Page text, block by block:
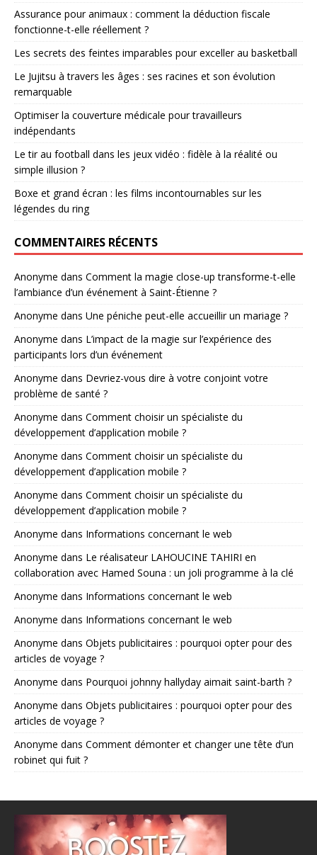
Assurance pour animaux : comment la déduction fiscale
fonctionne-t-elle réellement ?
Les secrets des feintes imparables pour exceller au basketball
Le Jujitsu à travers les âges : ses racines et son évolution
remarquable
Optimiser la couverture médicale pour travailleurs
indépendants
Le tir au football dans les jeux vidéo : fidèle à la réalité ou
simple illusion ?
Boxe et grand écran : les films incontournables sur les
légendes du ring
COMMENTAIRES RÉCENTS
Anonyme dans Comment la magie close-up transforme-t-elle
l’ambiance d’un événement à Saint-Étienne ?
Anonyme dans Une péniche peut-elle accueillir un mariage ?
Anonyme dans L’impact de la magie sur l’expérience des
participants lors d’un événement
Anonyme dans Devriez-vous dire à votre conjoint votre
problème de santé ?
Anonyme dans Comment choisir un spécialiste du
développement d’application mobile ?
Anonyme dans Comment choisir un spécialiste du
développement d’application mobile ?
Anonyme dans Comment choisir un spécialiste du
développement d’application mobile ?
Anonyme dans Informations concernant le web
Anonyme dans Le réalisateur LAHOUCINE TAHIRI en
collaboration avec Hamed Souna : un joli programme à la clé
Anonyme dans Informations concernant le web
Anonyme dans Informations concernant le web
Anonyme dans Objets publicitaires : pourquoi opter pour des
articles de voyage ?
Anonyme dans Pourquoi johnny hallyday aimait saint-barth ?
Anonyme dans Objets publicitaires : pourquoi opter pour des
articles de voyage ?
Anonyme dans Comment démonter et changer une tête d’un
robinet qui fuit ?